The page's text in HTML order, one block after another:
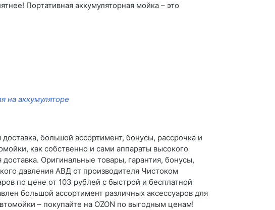
Портативная аккумуляторная мойка – это
на аккумуляторе
большой ассортимент, бонусы, рассрочка и
как собственно и сами аппараты высокого
Оригинальные товары, гарантия, бонусы,
давления АВД от производителя Чистоком
по цене от 103 рублей с быстрой и бесплатной
большой ассортимент различных аксессуаров для
– покупайте на OZON по выгодным ценам!